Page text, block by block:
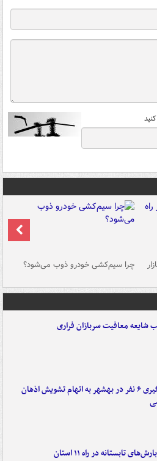
چرا سیم‌کشی خودرو ذوب می‌شود؟
شایعه معافیت سربازان فراری
دستگیری ۶ نفر در بهشهر به اتهام تشویش اذهان
تابستانه در راه ۱۱ استان